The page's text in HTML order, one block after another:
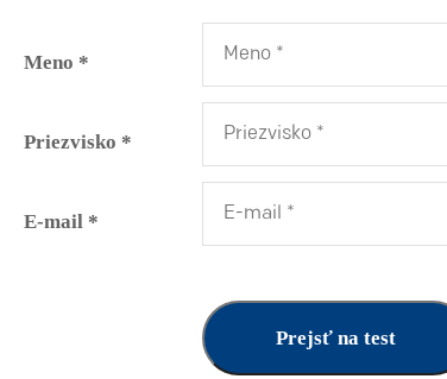
Meno *
Priezvisko *
E-mail *
Prejsť na test